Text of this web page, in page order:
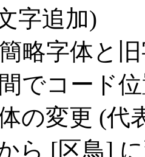
字追加)
略字体と
でコード
の変更 (代
ら [区鳥]